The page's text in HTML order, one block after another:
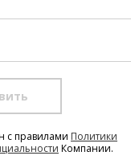
c правилами Политики
Компании.